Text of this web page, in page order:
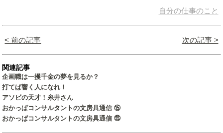
自分の仕事のこと
< 前の記事 次の記事 >
関連記事
企画職は一攫千金の夢を見るか？
打てば響く人になれ！
アソビの天才！糸井さん
おかっぱコンサルタントの文房具通信 ⑮
おかっぱコンサルタントの文房具通信 ㉕